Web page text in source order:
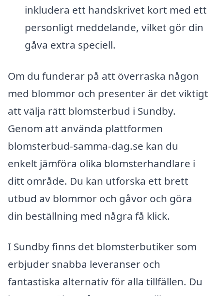
inkludera ett handskrivet kort med ett
personligt meddelande, vilket gör din
gåva extra speciell.
Om du funderar på att överraska någon
med blommor och presenter är det viktigt
att välja rätt blomsterbud i Sundby.
Genom att använda plattformen
blomsterbud-samma-dag.se kan du
enkelt jämföra olika blomsterhandlare i
ditt område. Du kan utforska ett brett
utbud av blommor och gåvor och göra
din beställning med några få klick.
I Sundby finns det blomsterbutiker som
erbjuder snabba leveranser och
fantastiska alternativ för alla tillfällen. Du